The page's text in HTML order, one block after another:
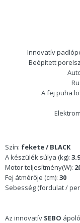
Innovatív
Beépített
A fej puha
Szín: fekete / BLACK
A készülék súlya (kg):
Motor teljesítmény(W):
Fej átmérője (cm): 30
Sebesség (fordulat /
Az innovatív SEBO